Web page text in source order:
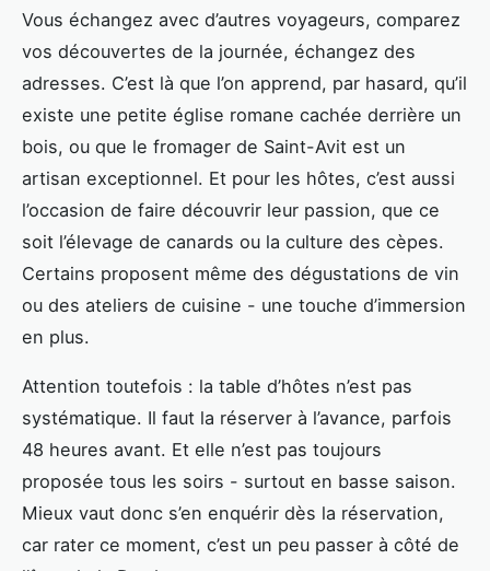
Vous échangez avec d’autres voyageurs, comparez
vos découvertes de la journée, échangez des
adresses. C’est là que l’on apprend, par hasard, qu’il
existe une petite église romane cachée derrière un
bois, ou que le fromager de Saint-Avit est un
artisan exceptionnel. Et pour les hôtes, c’est aussi
l’occasion de faire découvrir leur passion, que ce
soit l’élevage de canards ou la culture des cèpes.
Certains proposent même des dégustations de vin
ou des ateliers de cuisine - une touche d’immersion
en plus.
Attention toutefois : la table d’hôtes n’est pas
systématique. Il faut la réserver à l’avance, parfois
48 heures avant. Et elle n’est pas toujours
proposée tous les soirs - surtout en basse saison.
Mieux vaut donc s’en enquérir dès la réservation,
car rater ce moment, c’est un peu passer à côté de